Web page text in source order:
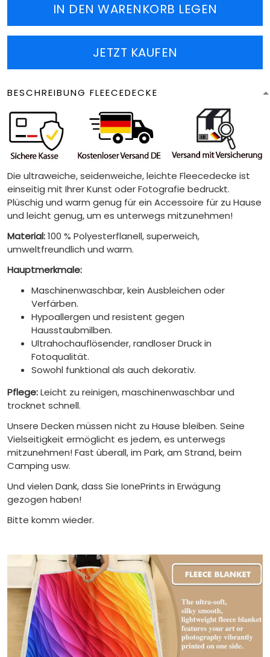
IN DEN WARENKORB LEGEN
JETZT KAUFEN
BESCHREIBUNG FLEECEDECKE
Die ultraweiche, seidenweiche, leichte Fleecedecke ist
einseitig mit Ihrer Kunst oder Fotografie bedruckt.
Plüschig und warm genug für ein Accessoire für zu Hause
und leicht genug, um es unterwegs mitzunehmen!
Material:100 % Polyesterflanell, superweich,
umweltfreundlich und warm.
Hauptmerkmale:
Maschinenwaschbar, kein Ausbleichen oder
Verfärben.
Hypoallergen und resistent gegen
Hausstaubmilben.
Ultrahochauflösender, randloser Druck in
Fotoqualität.
Sowohl funktional als auch dekorativ.
Pflege:Leicht zu reinigen, maschinenwaschbar und
trocknet schnell.
Unsere Decken müssen nicht zu Hause bleiben. Seine
Vielseitigkeit ermöglicht es jedem, es unterwegs
mitzunehmen! Fast überall, im Park, am Strand, beim
Camping usw.
Und vielen Dank, dass Sie IonePrints in Erwägung
gezogen haben!
Bitte komm wieder.